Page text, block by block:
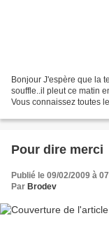
Bonjour J'espère que la
souffle..il pleut ce matin
Vous connaissez toutes
Pour dire merci
Publié le 09/02/2009 à
Par Brodev